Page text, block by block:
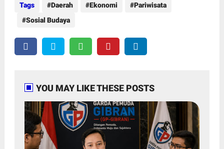
Tags Daerah Ekonomi
Pariwisata
Sosial Budaya
YOU MAY LIKE THESE POSTS